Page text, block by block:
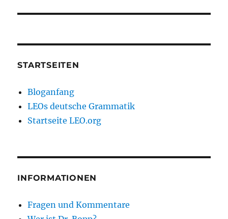
STARTSEITEN
Bloganfang
LEOs deutsche Grammatik
Startseite LEO.org
INFORMATIONEN
Fragen und Kommentare